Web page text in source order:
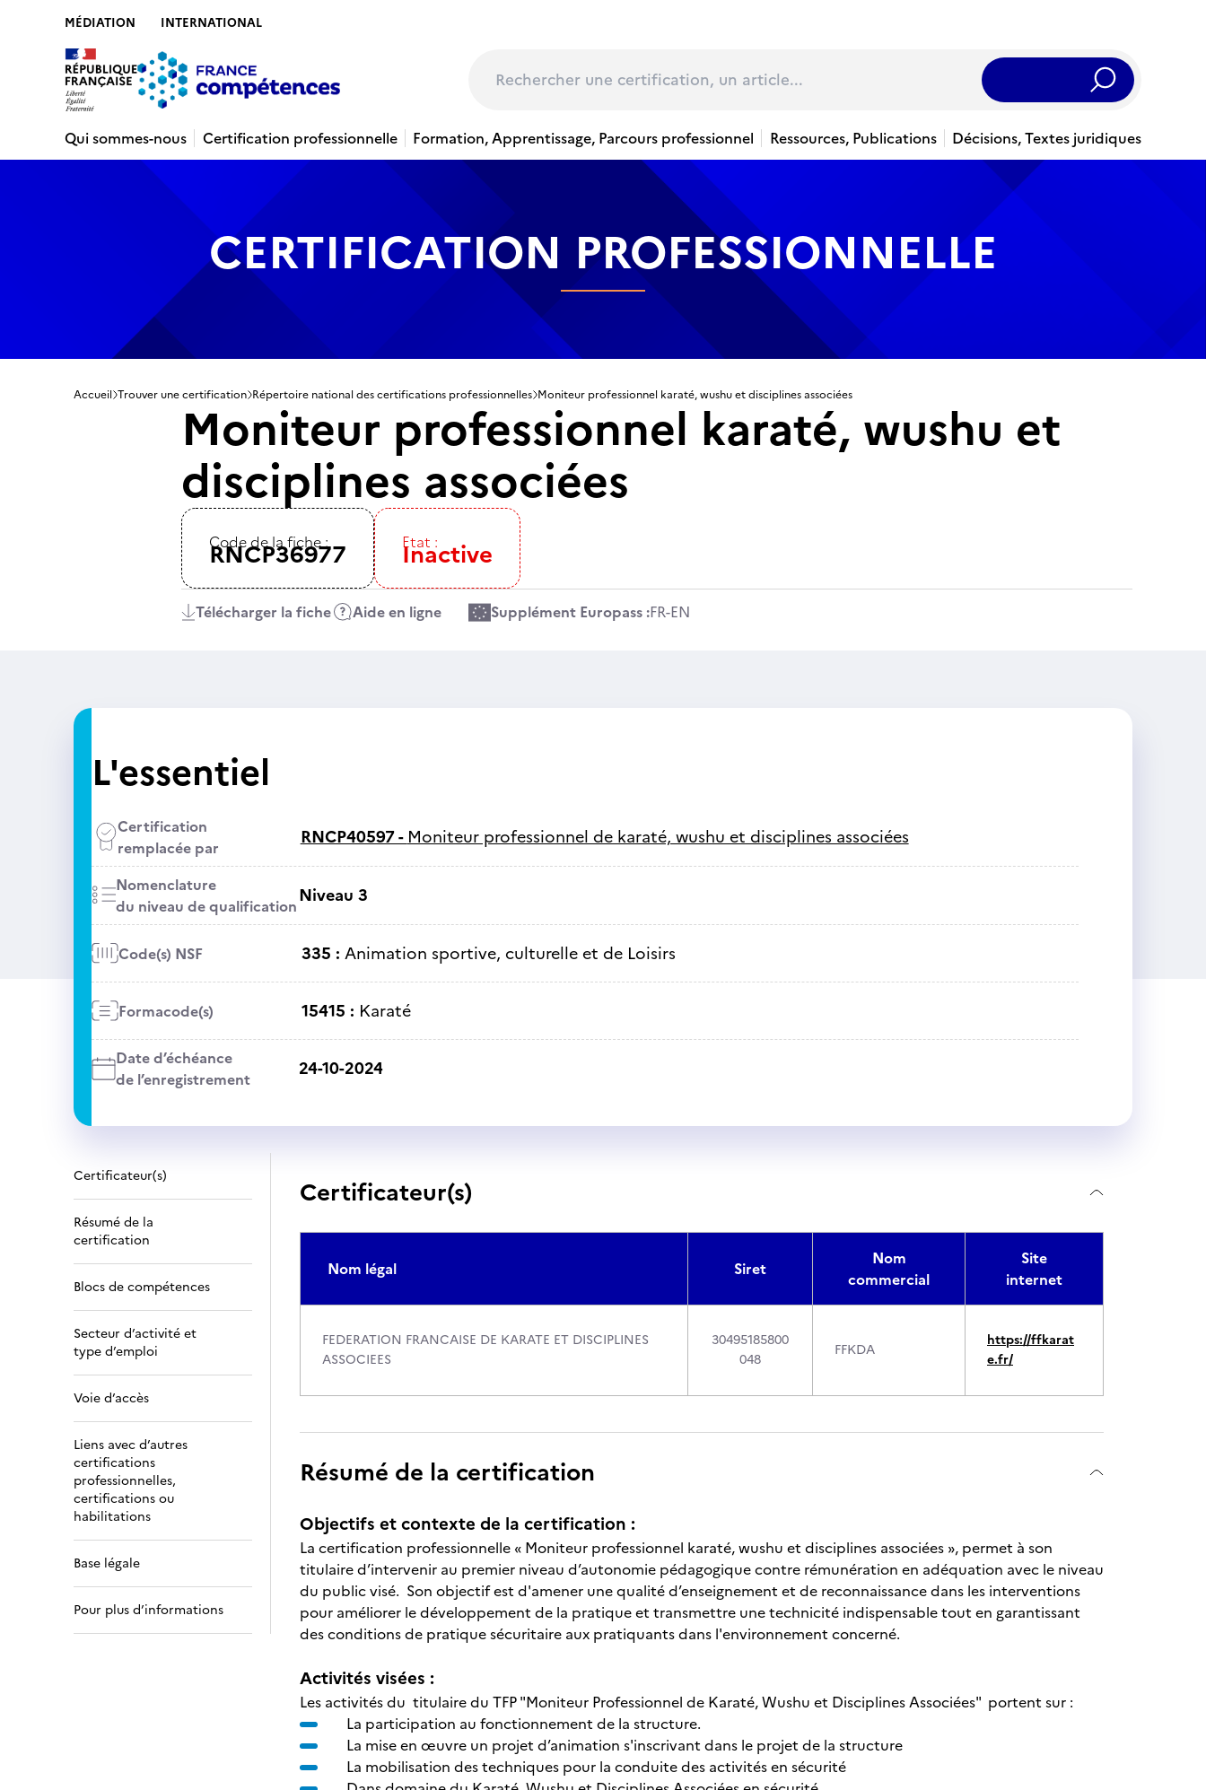
MÉDIATION INTERNATIONAL
Rechercher
Qui sommes-nous
Certification professionnelle Formation, Apprentissage, Parcours professionnel Ressources, Publications Décisions, Textes juridiques
CERTIFICATION PROFESSIONNELLE
Accueil Trouver une certification Répertoire national des certifications professionnelles Moniteur professionnel karaté, wushu et disciplines associées
Moniteur professionnel karaté, wushu et
disciplines associées
Code de la fiche :
RNCP36977 Etat :
Inactive
Télécharger la fiche Aide en ligne Supplément Europass :FR-EN
L'essentiel
Certification
remplacée par
RNCP40597 - Moniteur professionnel de karaté, wushu et disciplines associées
Nomenclature
du niveau de qualificationNiveau 3
Code(s) NSF 335 : Animation sportive, culturelle et de Loisirs
Formacode(s) 15415 : Karaté
Date d’échéance
de l’enregistrement
24-10-2024
Certificateur(s)
Résumé de la
certification
Blocs de compétences
Secteur d’activité et
type d’emploi
Voie d’accès
Liens avec d’autres
certifications
professionnelles,
certifications ou
habilitations
Base légale
Pour plus d’informations
Certificateur(s)
Nom légal Siret
Nom
commercial
Site
internet
FEDERATION FRANCAISE DE KARATE ET DISCIPLINES
ASSOCIEES
30495185800
048
FFKDA
https://ffkarat
e.fr/
Résumé de la certification
Objectifs et contexte de la certification :
La certification professionnelle « Moniteur professionnel karaté, wushu et disciplines associées », permet à son
titulaire d’intervenir au premier niveau d’autonomie pédagogique contre rémunération en adéquation avec le niveau
du public visé. Son objectif est d'amener une qualité d’enseignement et de reconnaissance dans les interventions
pour améliorer le développement de la pratique et transmettre une technicité indispensable tout en garantissant
des conditions de pratique sécuritaire aux pratiquants dans l'environnement concerné.
Activités visées :
Les activités du titulaire du TFP "Moniteur Professionnel de Karaté, Wushu et Disciplines Associées" portent sur :
La participation au fonctionnement de la structure.
La mise en œuvre un projet d’animation s'inscrivant dans le projet de la structure
La mobilisation des techniques pour la conduite des activités en sécurité